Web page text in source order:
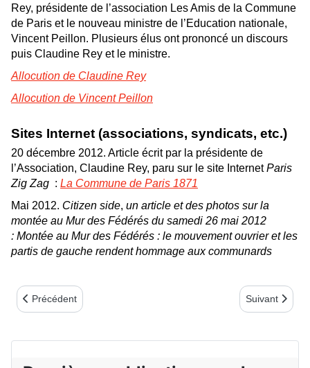
Rey, présidente de l’association Les Amis de la Commune
de Paris et le nouveau ministre de l’Education nationale,
Vincent Peillon. Plusieurs élus ont prononcé un discours
puis Claudine Rey et le ministre.
Allocution de Claudine Rey
Allocution de Vincent Peillon
Sites Internet (associations, syndicats, etc.)
20 décembre 2012. Article écrit par la présidente de
l’Association, Claudine Rey, paru sur le site InternetParis
Zig Zag : La Commune de Paris 1871
Mai 2012. Citizen side, un article et des photos sur la
montée au Mur des Fédérés du samedi 26 mai 2012
: Montée au Mur des Fédérés : le mouvement ouvrier et les
partis de gauche rendent hommage aux communards
Article précédent : En 2013
Précédent Article
Suivant